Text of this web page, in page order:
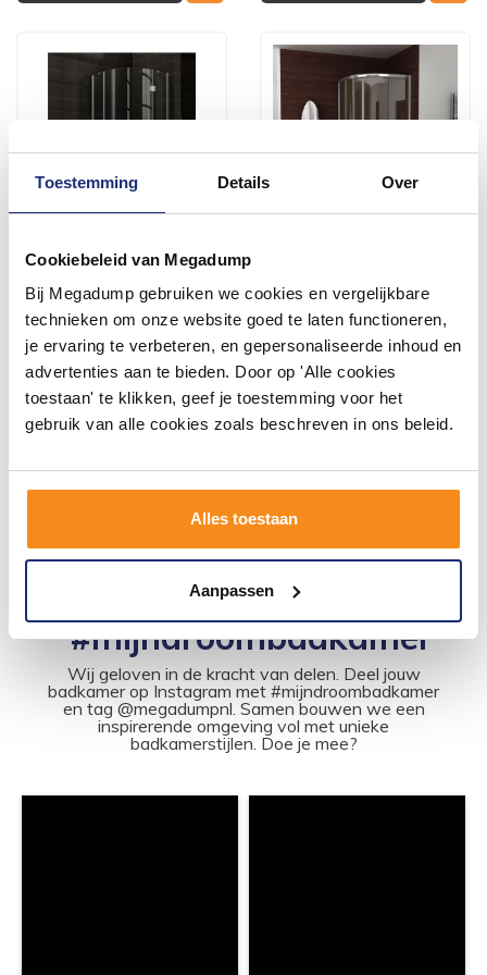
Toestemming Details Over
Cookiebeleid van Megadump
Bij Megadump gebruiken we cookies en vergelijkbare
technieken om onze website goed te laten functioneren,
je ervaring te verbeteren, en gepersonaliseerde inhoud en
advertenties aan te bieden. Door op 'Alle cookies
toestaan' te klikken, geef je toestemming voor het
gebruik van alle cookies zoals beschreven in ons beleid.
Alles toestaan
Aanpassen
Douchecabine Kwartronde
90X90X200Cm 8Mm
Veiligheidsglas
Vóór 14:00 besteld,
volgende werkdag in huis
572,33
473,00
Kwartrond 100x100x190 cm
5 mm Helder Glas Chroom
Vóór 14:00 besteld,
volgende werkdag in huis
314,00
#mijndroombadkamer
Wij geloven in de kracht van delen. Deel jouw
badkamer op Instagram met #mijndroombadkamer
en tag @megadumpnl. Samen bouwen we een
inspirerende omgeving vol met unieke
badkamerstijlen. Doe je mee?